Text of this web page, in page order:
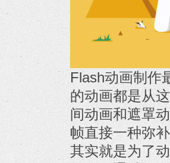
Flash动画制作
的动画都是从
间动画和遮罩
帧直接一种弥
其实就是为了